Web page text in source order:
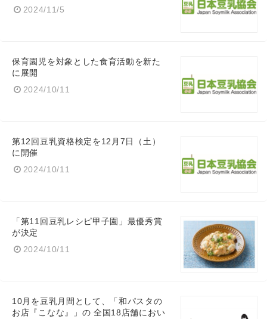
2024/11/5
保育園児を対象とした食育活動を新た
に展開
2024/10/11
第12回豆乳資格検定を12月7日（土）
に開催
2024/10/11
「第11回豆乳レシピ甲子園」最優秀賞
が決定
2024/10/11
10月を豆乳月間として、「和パスタの
お店『こなな』」の 全国18店舗におい